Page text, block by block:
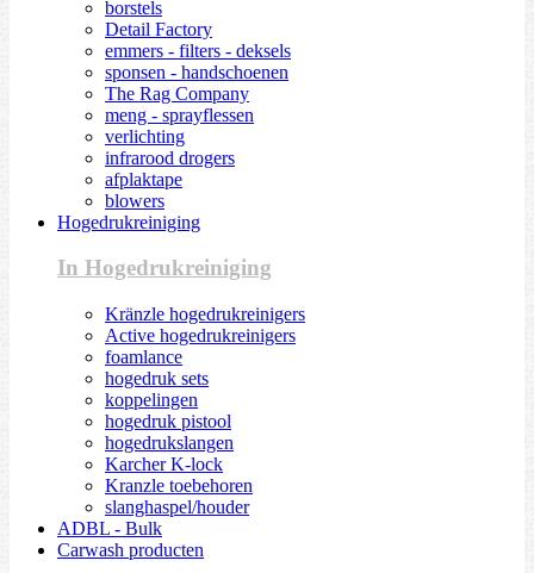
borstels
Detail Factory
emmers - filters - deksels
sponsen - handschoenen
The Rag Company
meng - sprayflessen
verlichting
infrarood drogers
afplaktape
blowers
Hogedrukreiniging
In Hogedrukreiniging
Kränzle hogedrukreinigers
Active hogedrukreinigers
foamlance
hogedruk sets
koppelingen
hogedruk pistool
hogedrukslangen
Karcher K-lock
Kranzle toebehoren
slanghaspel/houder
ADBL - Bulk
Carwash producten